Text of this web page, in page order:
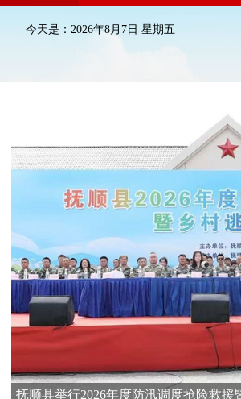
今天是：2026年8月7日 星期五